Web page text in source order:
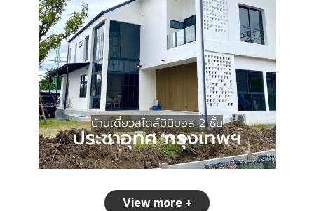
บ้านเดี่ยวสไตล์มินิมอล 2 ชั้น
ประชาอุทิศ กรุงเทพฯ
View more +